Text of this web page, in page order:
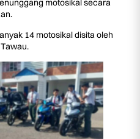
motosikal secara
14 motosikal disita oleh